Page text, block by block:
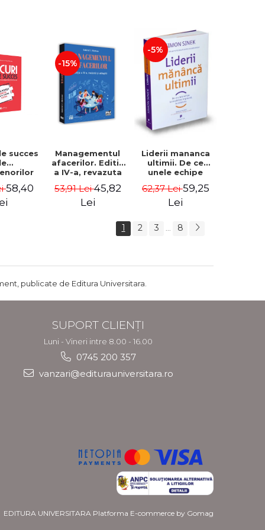
succes
sa-ti
58,40
-15%
Managementul
afacerilor. Editia
a IV-a, revazuta
Gabriel I. Nastase
53,91 Lei45,82
Lei
-5%
Liderii mananca
ultimii. De ce
unele echipe
impreuna, iar
altele nu. Editia a
62,37 Lei59,25
Lei
1 2 3 8
publicate de Editura Universitara.
SUPORT CLIENȚI
Luni - Vineri intre 8.00 - 16.00
0745 200 357
vanzari@editurauniversitara.ro
EDITURA UNIVERSITARA Platforma E-commerce by Gomag